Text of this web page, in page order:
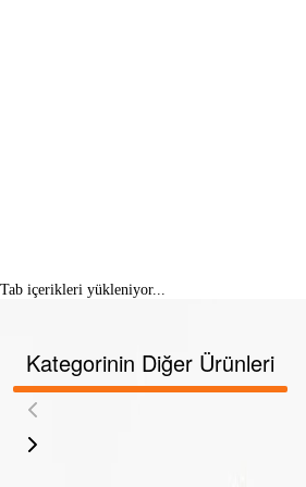
Tab içerikleri yükleniyor...
Kategorinin Diğer Ürünleri